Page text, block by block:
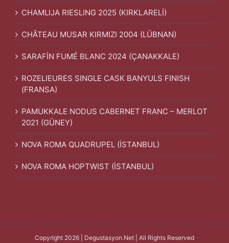
CHAMLIJA RIESLING 2025 (KIRKLARELİ)
CHÂTEAU MUSAR KIRMIZI 2004 (LÜBNAN)
SARAFİN FUMÉ BLANC 2024 (ÇANAKKALE)
ROZELIEURES SINGLE CASK BANYULS FINISH
(FRANSA)
PAMUKKALE NODUS CABERNET FRANC – MERLOT
2021 (GÜNEY)
NOVA ROMA QUADRUPEL (İSTANBUL)
NOVA ROMA HOPTWIST (İSTANBUL)
Copyright 2026 | Degustasyon.Net | All Rights Reserved